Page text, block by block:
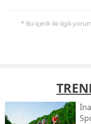
* Bu içerik ile ilgili